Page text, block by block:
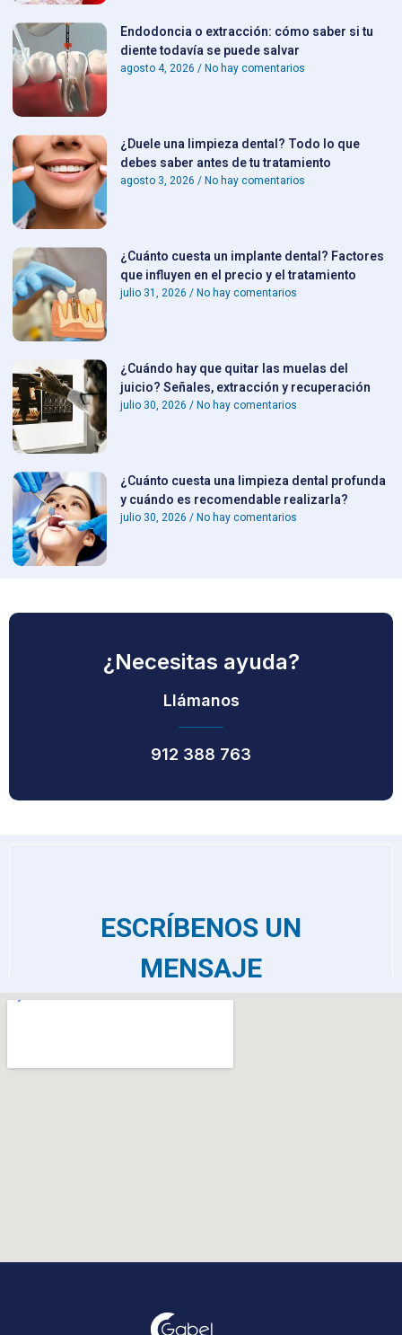
Endodoncia o extracción: cómo saber si tu
diente todavía se puede salvar
agosto 4, 2026 No hay comentarios
¿Duele una limpieza dental? Todo lo que
debes saber antes de tu tratamiento
agosto 3, 2026 No hay comentarios
¿Cuánto cuesta un implante dental? Factores
que influyen en el precio y el tratamiento
julio 31, 2026 No hay comentarios
¿Cuándo hay que quitar las muelas del
juicio? Señales, extracción y recuperación
julio 30, 2026 No hay comentarios
¿Cuánto cuesta una limpieza dental profunda
y cuándo es recomendable realizarla?
julio 30, 2026 No hay comentarios
¿Necesitas ayuda?
Llámanos
912 388 763